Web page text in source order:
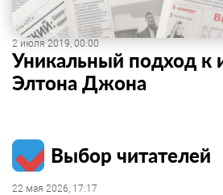
2 июля 2019, 00:00
Уникальный подход к
Элтона Джона
Выбор читателей
22 мая 2026, 17:17